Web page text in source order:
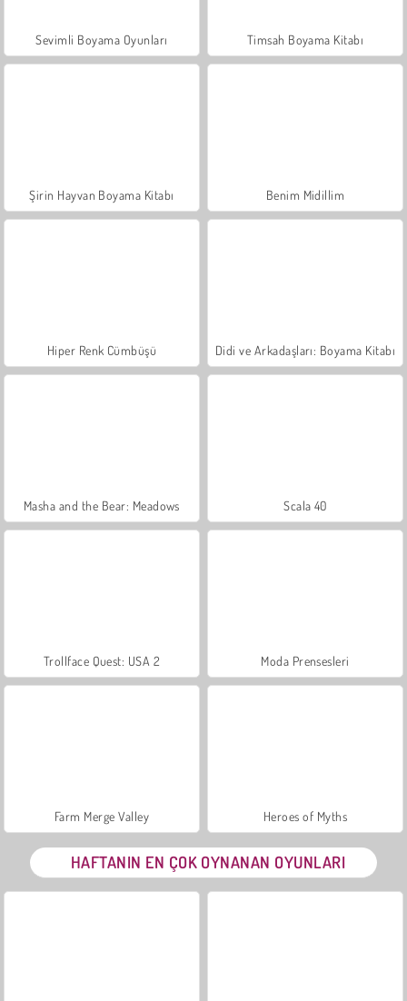
Sevimli Boyama Oyunları Timsah Boyama Kitabı
Şirin Hayvan Boyama Kitabı Benim Midillim
Hiper Renk Cümbüşü Didi ve Arkadaşları: Boyama Kitabı
Masha and the Bear: Meadows Scala 40
Trollface Quest: USA 2 Moda Prensesleri
Farm Merge Valley Heroes of Myths
HAFTANIN EN ÇOK OYNANAN OYUNLARI